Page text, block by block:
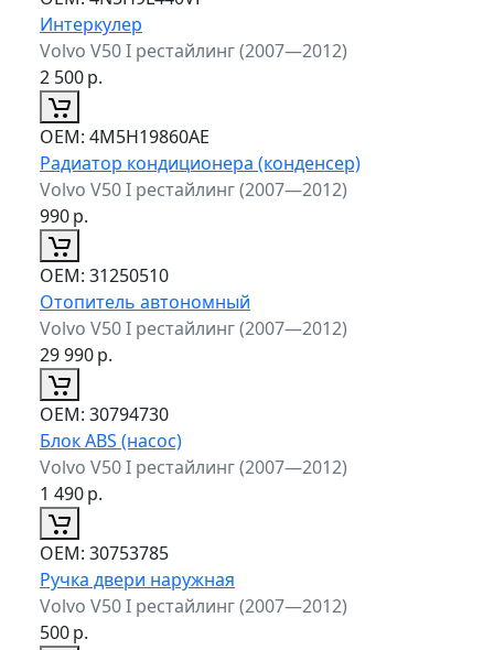
Интеркулер
Volvo V50 I рестайлинг (2007—2012)
2 500р.
ОЕМ: 4M5H19860AE
Радиатор кондиционера (конденсер)
Volvo V50 I рестайлинг (2007—2012)
990р.
ОЕМ: 31250510
Отопитель автономный
Volvo V50 I рестайлинг (2007—2012)
29 990р.
ОЕМ: 30794730
Блок ABS (насос)
Volvo V50 I рестайлинг (2007—2012)
1 490р.
ОЕМ: 30753785
Ручка двери наружная
Volvo V50 I рестайлинг (2007—2012)
500р.